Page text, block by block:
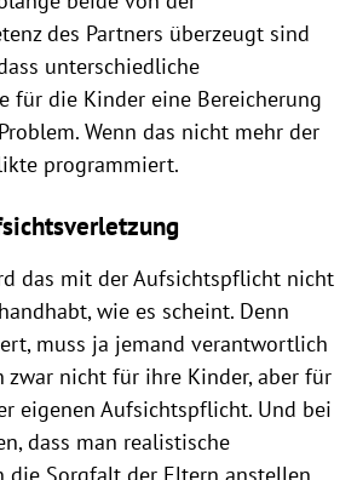
des Partners überzeugt sind
unterschiedliche
für die Kinder eine Bereicherung
Wenn das nicht mehr der
programmiert.
das mit der Aufsichtspflicht nicht
wie es scheint. Denn
muss ja jemand verantwortlich
zwar nicht für ihre Kinder, aber für
eigenen Aufsichtspflicht. Und bei
dass man realistische